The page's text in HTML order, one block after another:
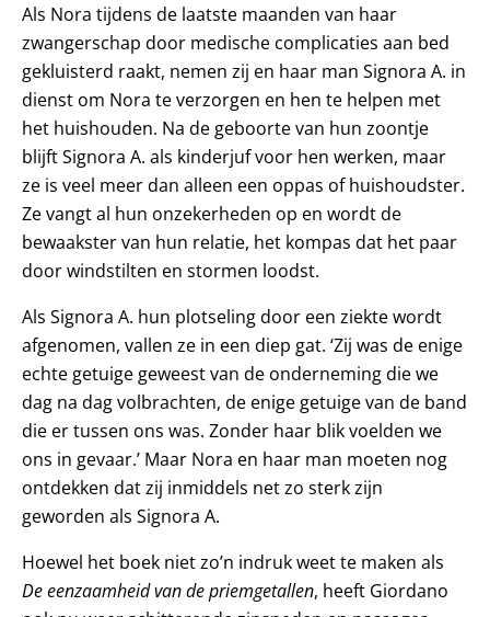
Als Nora tijdens de laatste maanden van haar
zwangerschap door medische complicaties aan bed
gekluisterd raakt, nemen zij en haar man Signora A. in
dienst om Nora te verzorgen en hen te helpen met
het huishouden. Na de geboorte van hun zoontje
blijft Signora A. als kinderjuf voor hen werken, maar
ze is veel meer dan alleen een oppas of huishoudster.
Ze vangt al hun onzekerheden op en wordt de
bewaakster van hun relatie, het kompas dat het paar
door windstilten en stormen loodst.
Als Signora A. hun plotseling door een ziekte wordt
afgenomen, vallen ze in een diep gat. ‘Zij was de enige
echte getuige geweest van de onderneming die we
dag na dag volbrachten, de enige getuige van de band
die er tussen ons was. Zonder haar blik voelden we
ons in gevaar.’ Maar Nora en haar man moeten nog
ontdekken dat zij inmiddels net zo sterk zijn
geworden als Signora A.
Hoewel het boek niet zo’n indruk weet te maken als
De eenzaamheid van de priemgetallen, heeft Giordano